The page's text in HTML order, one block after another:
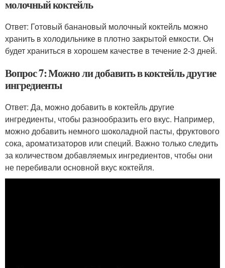
молочный коктейль
Ответ: Готовый банановый молочный коктейль можно
хранить в холодильнике в плотно закрытой емкости. Он
будет храниться в хорошем качестве в течение 2-3 дней.
Вопрос 7: Можно ли добавить в коктейль другие
ингредиенты
Ответ: Да, можно добавить в коктейль другие
ингредиенты, чтобы разнообразить его вкус. Например,
можно добавить немного шоколадной пасты, фруктового
сока, ароматизаторов или специй. Важно только следить
за количеством добавляемых ингредиентов, чтобы они
не перебивали основной вкус коктейля.